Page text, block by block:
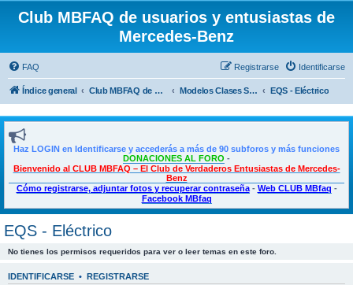
Club MBFAQ de usuarios y entusiastas de
Mercedes-Benz
FAQ Identificarse
Registrarse
Índice general Club MBFAQ de usuarios y entusiastas de Mercedes Benz Modelos Clases S - CL EQS - Eléctrico
Haz LOGIN en Identificarse y accederás a más de 90 subforos y más funciones
DONACIONES AL FORO -
Bienvenido al CLUB MBFAQ – El Club de Verdaderos Entusiastas de Mercedes-
Benz
Cómo registrarse, adjuntar fotos y recuperar contraseña- Web CLUB MBfaq -
Facebook MBfaq
EQS - Eléctrico
No tienes los permisos requeridos para ver o leer temas en este foro.
IDENTIFICARSE • REGISTRARSE